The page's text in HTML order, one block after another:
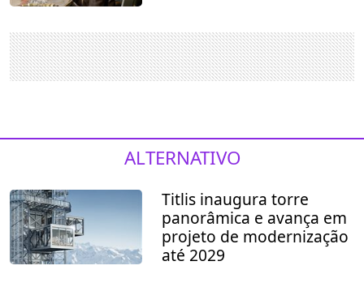
ALTERNATIVO
Titlis inaugura torre
panorâmica e avança em
projeto de modernização
até 2029